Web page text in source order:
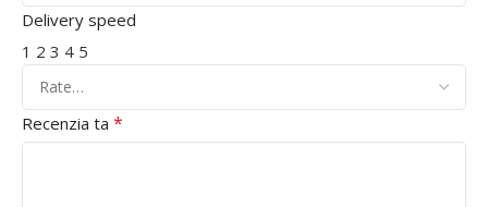
Delivery speed
1 2 3 4 5
Recenzia ta *